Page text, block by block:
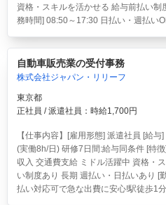
資格・スキルを活かせる 給与前払い
務時間] 08:50～17:30 日払い・週払い
自動車販売業の受付事務
株式会社ジャパン・リリーフ
東京都
正社員 / 派遣社員：時給1,700円
【仕事内容】[雇用形態] 派遣社員 [給
(実働8h/日) 研修7日間:給与同条件 [特
収入 交通費支給 ミドル活躍中 資格・
い制度あり 長期 週払い・日払いあり [
払い対応可で急な出費に安心!駅徒歩1